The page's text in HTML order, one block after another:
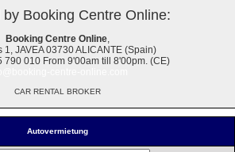
Autovermietung
by Booking Centre Online:
Booking Centre Online,
1, JAVEA 03730 ALICANTE (Spain)
790 010 From 9'00am till 8'00pm. (CE)
CAR RENTAL BROKER